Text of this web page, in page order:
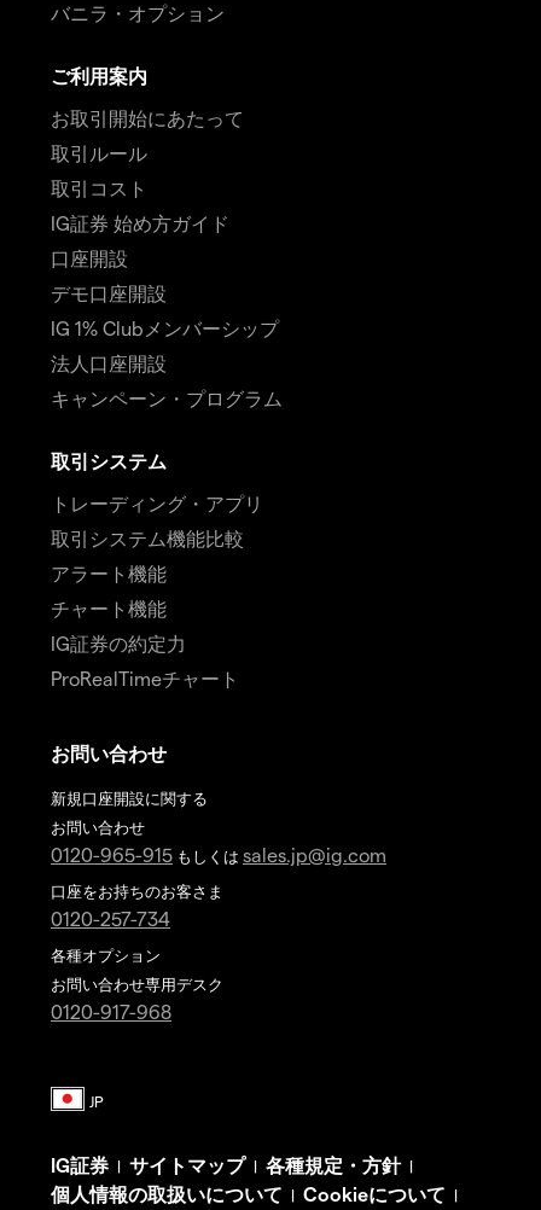
バニラ・オプション
ご利用案内
お取引開始にあたって
取引ルール
取引コスト
IG証券 始め方ガイド
口座開設
デモ口座開設
IG 1% Clubメンバーシップ
法人口座開設
キャンペーン・プログラム
取引システム
トレーディング・アプリ
取引システム機能比較
アラート機能
チャート機能
IG証券の約定力
ProRealTimeチャート
お問い合わせ
新規口座開設に関する
お問い合わせ
0120-965-915 もしくは sales.jp@ig.com
口座をお持ちのお客さま
0120-257-734
各種オプション
お問い合わせ専用デスク
0120-917-968
IG証券 | サイトマップ| 各種規定・方針|
個人情報の取扱いについて | Cookieについて |